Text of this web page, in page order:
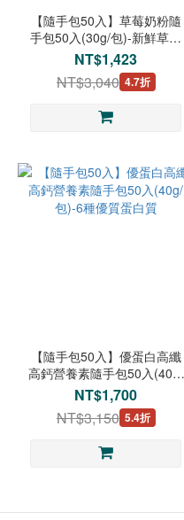
【隨手包50入】草莓奶粉隨
手包50入(30g/包)-新鮮草莓
乾燥成粉
NT$1,423
NT$3,040 4.7折
【隨手包50入】優蛋白高纖
高鈣營養素隨手包50入(40g/
包)-6種優質蛋白質
NT$1,700
NT$3,150 5.4折